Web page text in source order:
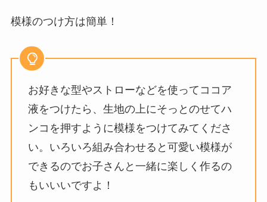
模様のつけ方は簡単！
お好きな型やストローなどを使ってココア
液をつけたら、生地の上にそっとのせてハ
ンコを押すように模様をつけてみてくださ
い。いろいろ組み合わせると可愛い模様が
できるのでお子さんと一緒に楽しく作るの
もいいいですよ！